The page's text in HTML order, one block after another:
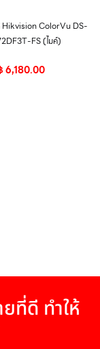
Hikvision ColorVu DS-
FS (ไมค์)
6,180.00
ที่ดี ทำให้